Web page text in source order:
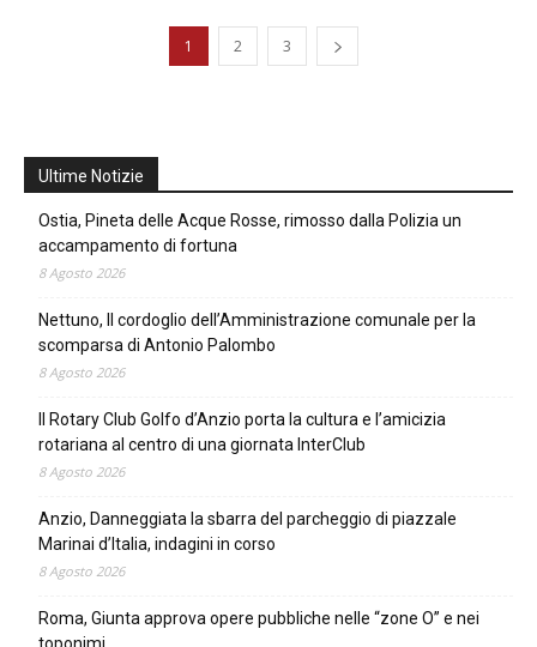
1 2 3
Ultime Notizie
Ostia, Pineta delle Acque Rosse, rimosso dalla Polizia un
accampamento di fortuna
8 Agosto 2026
Nettuno, Il cordoglio dell’Amministrazione comunale per la
scomparsa di Antonio Palombo
8 Agosto 2026
Il Rotary Club Golfo d’Anzio porta la cultura e l’amicizia
rotariana al centro di una giornata InterClub
8 Agosto 2026
Anzio, Danneggiata la sbarra del parcheggio di piazzale
Marinai d’Italia, indagini in corso
8 Agosto 2026
Roma, Giunta approva opere pubbliche nelle “zone O” e nei